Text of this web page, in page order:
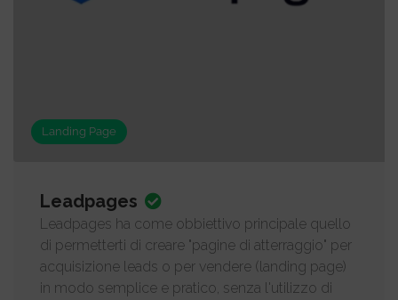
Landing Page
Leadpages
Leadpages ha come obbiettivo principale quello
di permetterti di creare "pagine di atterraggio" per
acquisizione leads o per vendere (landing page)
in modo semplice e pratico, senza l'utilizzo di